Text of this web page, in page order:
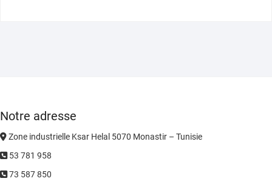
Notre adresse
Zone industrielle Ksar Helal 5070 Monastir – Tunisie
53 781 958
73 587 850